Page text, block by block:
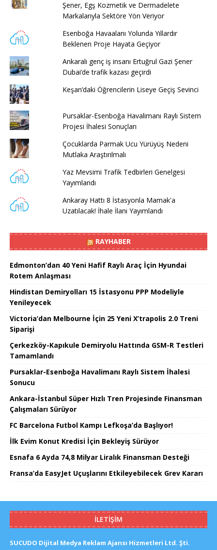
Şener, Egş Kozmetik ve Dermadelete
Markalarıyla Sektöre Yön Veriyor
Esenboğa Havaalanı Yolunda Yıllardır
Beklenen Proje Hayata Geçiyor
Ankaralı genç iş insanı Ertuğrul Gazi Şener
Dubai’de trafik kazası geçirdi
Keşan’daki Öğrencilerin Liseye Geçiş Sevinci
Pursaklar-Esenboğa Havalimanı Raylı Sistem
Projesi İhalesi Sonuçları
Çocuklarda Parmak Ucu Yürüyüş Nedeni
Mutlaka Araştırılmalı
Yaz Mevsimi Trafik Tedbirleri Genelgesi
Yayımlandı
Ankaray Hattı 8 İstasyonla Mamak'a
Uzatılacak! İhale İlanı Yayımlandı
RAYHABER
Edmonton’dan 40 Yeni Hafif Raylı Araç İçin Hyundai
Rotem Anlaşması
Hindistan Demiryolları 15 İstasyonu PPP Modeliyle
Yenileyecek
Victoria’dan Melbourne İçin 25 Yeni X’trapolis 2.0 Treni
Siparişi
Çerkezköy-Kapıkule Demiryolu Hattında GSM-R Testleri
Tamamlandı
Pursaklar-Esenboğa Havalimanı Raylı Sistem İhalesi
Sonucu
Ankara-İstanbul Süper Hızlı Tren Projesinde Finansman
Çalışmaları Sürüyor
FC Barcelona Futbol Kampı Lefkoşa’da Başlıyor!
İlk Evim Konut Kredisi İçin Bekleyiş Sürüyor
Esnafa 6 Ayda 74,8 Milyar Liralık Finansman Desteği
Fransa’da EasyJet Uçuşlarını Etkileyebilecek Grev Kararı
İLETIŞIM
SUCUDO Dijital Medya Reklam Ajansı Hizmetleri Ltd. Şti.